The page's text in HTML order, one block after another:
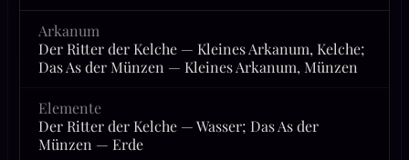
Arkanum
Der Ritter der Kelche — Kleines Arkanum, Kelche;
Das As der Münzen — Kleines Arkanum, Münzen
Elemente
Der Ritter der Kelche — Wasser; Das As der
Münzen — Erde